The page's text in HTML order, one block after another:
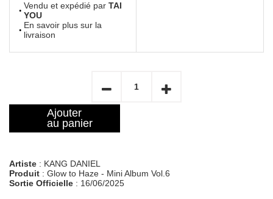
Vendu et expédié par TAI
YOU
En savoir plus sur la
livraison
Ajouter
au panier
Artiste : KANG DANIEL
Produit : Glow to Haze - Mini Album Vol.6
Sortie Officielle : 16/06/2025